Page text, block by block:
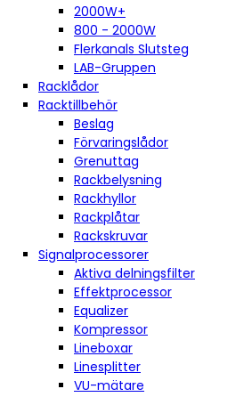
2000W+
800 - 2000W
Flerkanals Slutsteg
LAB-Gruppen
Racklådor
Racktillbehör
Beslag
Förvaringslådor
Grenuttag
Rackbelysning
Rackhyllor
Rackplåtar
Rackskruvar
Signalprocessorer
Aktiva delningsfilter
Effektprocessor
Equalizer
Kompressor
Lineboxar
Linesplitter
VU-mätare